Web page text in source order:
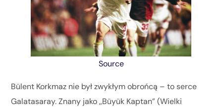
Source
Bülent Korkmaz nie był zwykłym obrońcą – to serce
Galatasaray. Znany jako ,,Büyük Kaptan” (Wielki